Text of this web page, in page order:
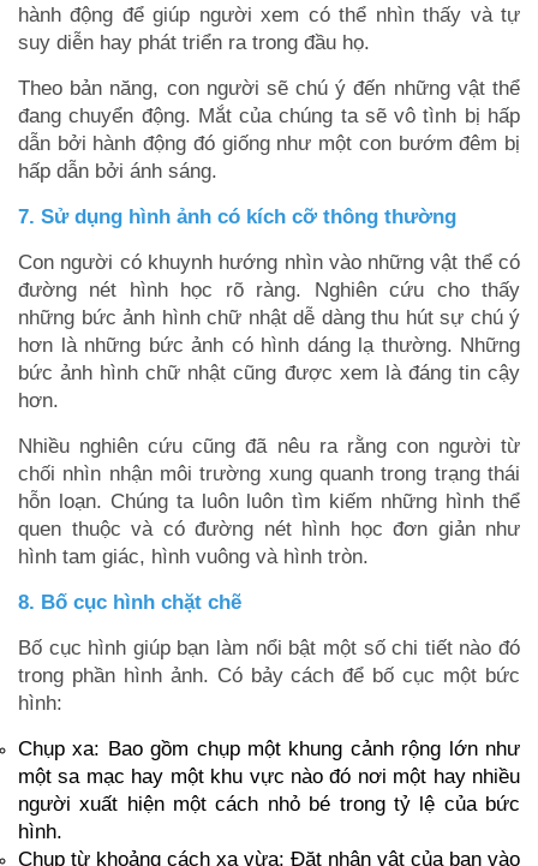
hành động để giúp người xem có thể nhìn thấy và tự
suy diễn hay phát triển ra trong đầu họ.
Theo bản năng, con người sẽ chú ý đến những vật thể
đang chuyển động. Mắt của chúng ta sẽ vô tình bị hấp
dẫn bởi hành động đó giống như một con bướm đêm bị
hấp dẫn bởi ánh sáng.
7. Sử dụng hình ảnh có kích cỡ thông thường
Con người có khuynh hướng nhìn vào những vật thể có
đường nét hình học rõ ràng. Nghiên cứu cho thấy
những bức ảnh hình chữ nhật dễ dàng thu hút sự chú ý
hơn là những bức ảnh có hình dáng lạ thường. Những
bức ảnh hình chữ nhật cũng được xem là đáng tin cậy
hơn.
Nhiều nghiên cứu cũng đã nêu ra rằng con người từ
chối nhìn nhận môi trường xung quanh trong trạng thái
hỗn loạn. Chúng ta luôn luôn tìm kiếm những hình thể
quen thuộc và có đường nét hình học đơn giản như
hình tam giác, hình vuông và hình tròn.
8. Bố cục hình chặt chẽ
Bố cục hình giúp bạn làm nổi bật một số chi tiết nào đó
trong phần hình ảnh. Có bảy cách để bố cục một bức
hình:
Chụp xa: Bao gồm chụp một khung cảnh rộng lớn như
một sa mạc hay một khu vực nào đó nơi một hay nhiều
người xuất hiện một cách nhỏ bé trong tỷ lệ của bức
hình.
Chụp từ khoảng cách xa vừa: Đặt nhân vật của bạn vào